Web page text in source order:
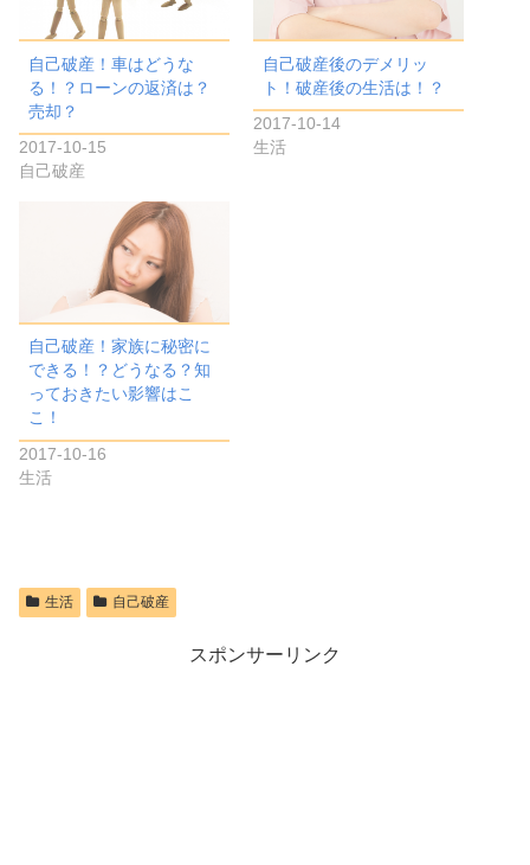
自己破産！車はどうな
る！？ローンの返済は？
売却？
2017-10-15
自己破産
自己破産後のデメリッ
ト！破産後の生活は！？
2017-10-14
生活
自己破産！家族に秘密に
できる！？どうなる？知
っておきたい影響はこ
こ！
2017-10-16
生活
生活 自己破産
スポンサーリンク